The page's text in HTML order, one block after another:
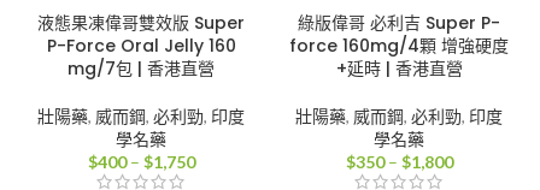
液態果凍偉哥雙效版 Super
P-Force Oral Jelly 160
mg/7包 | 香港直營
壯陽藥, 威而鋼, 必利勁, 印度
學名藥
$400 – $1,750價
綠版偉哥 必利吉 Super P-
force 160mg/4顆 增強硬度
+延時 | 香港直營
壯陽藥, 威而鋼, 必利勁, 印度
學名藥
$350 – $1,800價